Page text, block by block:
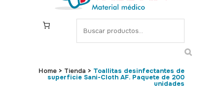
S
e
c
Home > Tienda > Toallitas desinfectantes de
superficie Sani-Cloth AF. Paquete de 200
unidades